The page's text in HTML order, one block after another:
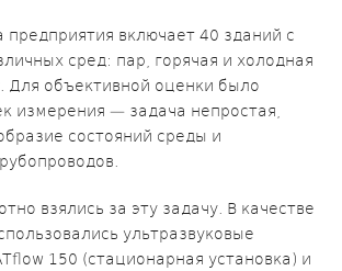
предприятия включает 40 зданий с
сред: пар, горячая и холодная
Для объективной оценки было
измерения — задача непростая,
состояний среды и
взялись за эту задачу. В качестве
ультразвуковые
150 (стационарная установка) и